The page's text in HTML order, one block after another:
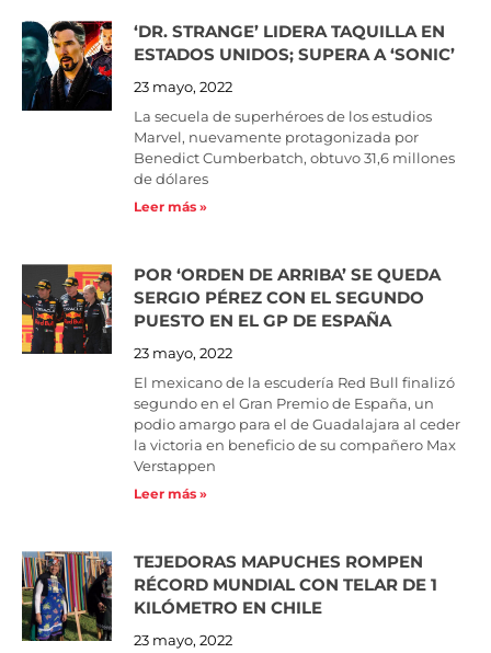
‘DR. STRANGE’ LIDERA TAQUILLA EN
ESTADOS UNIDOS; SUPERA A ‘SONIC’
23 mayo, 2022
La secuela de superhéroes de los estudios
Marvel, nuevamente protagonizada por
Benedict Cumberbatch, obtuvo 31,6 millones
de dólares
Leer más »
POR ‘ORDEN DE ARRIBA’ SE QUEDA
SERGIO PÉREZ CON EL SEGUNDO
PUESTO EN EL GP DE ESPAÑA
23 mayo, 2022
El mexicano de la escudería Red Bull finalizó
segundo en el Gran Premio de España, un
podio amargo para el de Guadalajara al ceder
la victoria en beneficio de su compañero Max
Verstappen
Leer más »
TEJEDORAS MAPUCHES ROMPEN
RÉCORD MUNDIAL CON TELAR DE 1
KILÓMETRO EN CHILE
23 mayo, 2022
PagePagePage